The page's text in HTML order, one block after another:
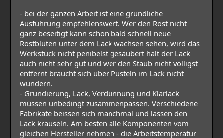
- bei der ganzen Arbeit ist eine gründliche
Ausführung empfehlenswert. Wer den Rost nicht
ganz beseitigt kann schon bald schnell neue
Rostblüten unter dem Lack wachsen sehen, wird das
Werkstück nicht penibelst gesäubert hält der Lack
auch nicht sehr gut und wer den Staub nicht völligst
entfernt braucht sich über Pusteln im Lack nicht
wundern.
- Grundierung, Lack, Verdünnung und Klarlack
müssen unbedingt zusammenpassen. Verschiedene
Fabrikate beissen sich manchmal und lassen den
Lack kräuseln. Am besten alle Komponenten vom
gleichen Hersteller nehmen - die Arbeitstemperatur